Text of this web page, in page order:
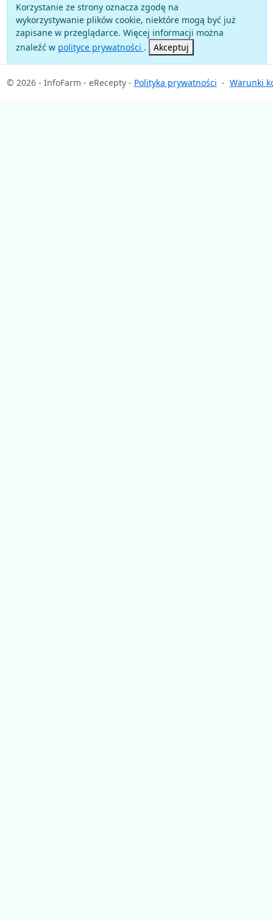
Korzystanie ze strony oznacza zgodę na
wykorzystywanie plików cookie, niektóre mogą być już
zapisane w przeglądarce. Więcej informacji można
znaleźć w polityce prywatności . Akceptuj
© 2026 - InfoFarm - eRecepty - Polityka prywatności - Warunki